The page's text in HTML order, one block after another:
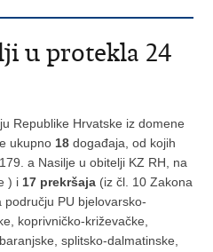
u protekla 24
Republike Hrvatske iz domene
ukupno 18 događaja, od kojih
a Nasilje u obitelji KZ RH, na
) i 17 prekršaja (iz čl. 10 Zakona
PU bjelovarsko-
koprivničko-križevačke,
splitsko-dalmatinske,